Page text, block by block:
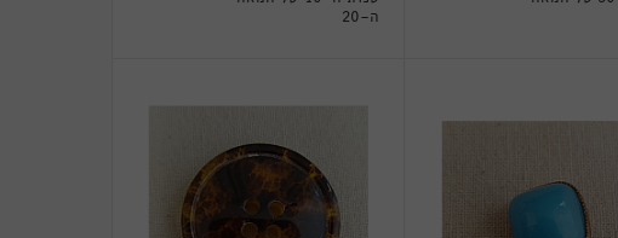
ה-20